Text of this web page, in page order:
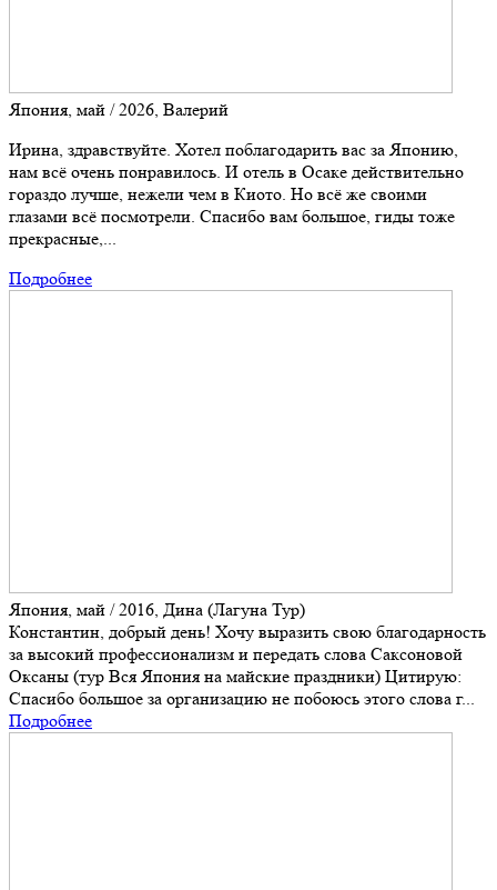
Япония, май / 2026, Валерий
Ирина, здравствуйте. Хотел поблагодарить вас за Японию,
нам всё очень понравилось. И отель в Осаке действительно
гораздо лучше, нежели чем в Киото. Но всё же своими
глазами всё посмотрели. Спасибо вам большое, гиды тоже
прекрасные,...
Подробнее
Япония, май / 2016, Дина (Лагуна Тур)
Константин, добрый день! Хочу выразить свою благодарность
за высокий профессионализм и передать слова Саксоновой
Оксаны (тур Вся Япония на майские праздники) Цитирую:
Спасибо большое за организацию не побоюсь этого слова г...
Подробнее